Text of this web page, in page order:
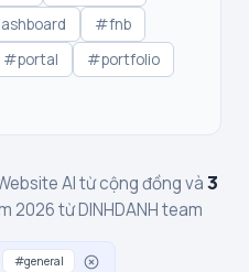
#fnb
#portal
#portfolio
AI từ cộng đồng và3
2026 từ DINHDANH team
#general